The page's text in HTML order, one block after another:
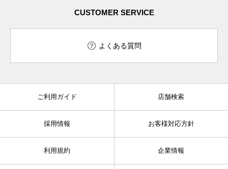
CUSTOMER SERVICE
よくある質問
ご利用ガイド 店舗検索
採用情報 お客様対応方針
利用規約 企業情報